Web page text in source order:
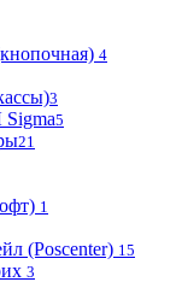
4
3
5
21
1
(Poscenter) 15
3